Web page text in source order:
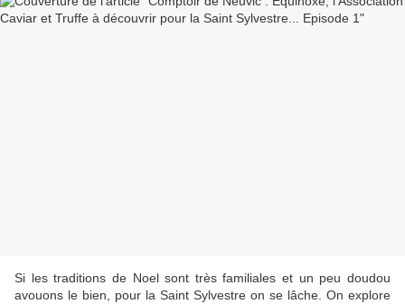
Si les traditions de Noel sont très familiales et un peu doudou
avouons le bien, pour la Saint Sylvestre on se lâche. On explore